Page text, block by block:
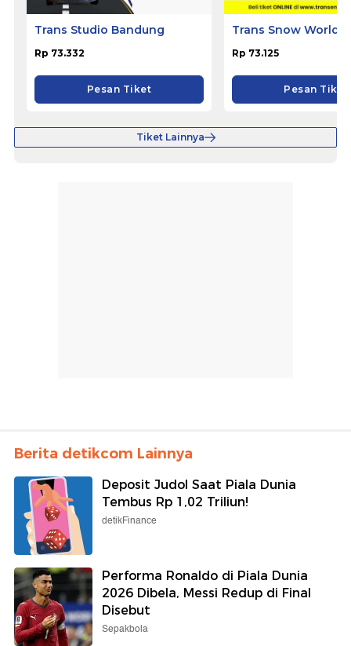
Trans Studio Bandung
Rp 73.332
Pesan Tiket
Trans Snow World
Rp 73.125
Pesan Tiket
Tiket Lainnya
Berita detikcom Lainnya
Deposit Judol Saat Piala Dunia
Tembus Rp 1,02 Triliun!
detikFinance
Performa Ronaldo di Piala Dunia
2026 Dibela, Messi Redup di Final
Disebut
Sepakbola